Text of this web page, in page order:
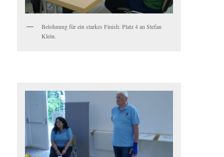
Belohnung für ein starkes Finish: Platz 4 an Stefan
Klein.